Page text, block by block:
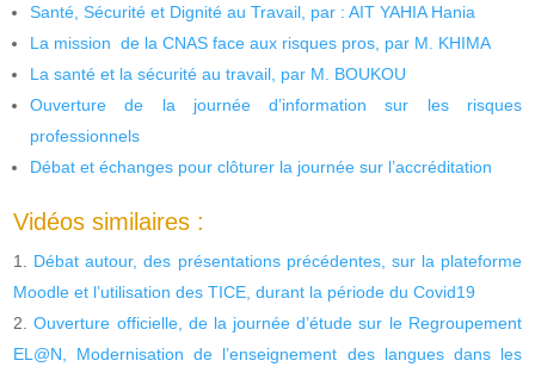
Santé, Sécurité et Dignité au Travail, par : AIT YAHIA Hania
La mission de la CNAS face aux risques pros, par M. KHIMA
La santé et la sécurité au travail, par M. BOUKOU
Ouverture de la journée d’information sur les risques
professionnels
Débat et échanges pour clôturer la journée sur l’accréditation
Vidéos similaires :
Débat autour, des présentations précédentes, sur la plateforme
Moodle et l’utilisation des TICE, durant la période du Covid19
Ouverture officielle, de la journée d’étude sur le Regroupement
EL@N, Modernisation de l’enseignement des langues dans les